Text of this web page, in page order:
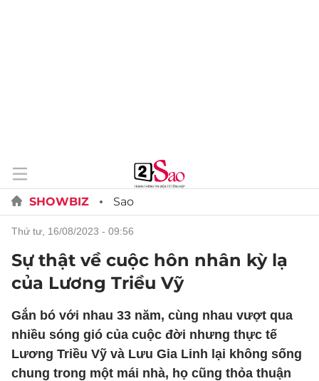
SHOWBIZ Sao
thứ tư, 16/08/2023 - 09:56
Sự thật về cuộc hôn nhân kỳ lạ
của Lương Triều Vỹ
Gắn bó với nhau 33 năm, cùng nhau vượt qua
nhiều sóng gió của cuộc đời nhưng thực tế
Lương Triều Vỹ và Lưu Gia Linh lại không sống
chung trong một mái nhà, họ cũng thỏa thuận